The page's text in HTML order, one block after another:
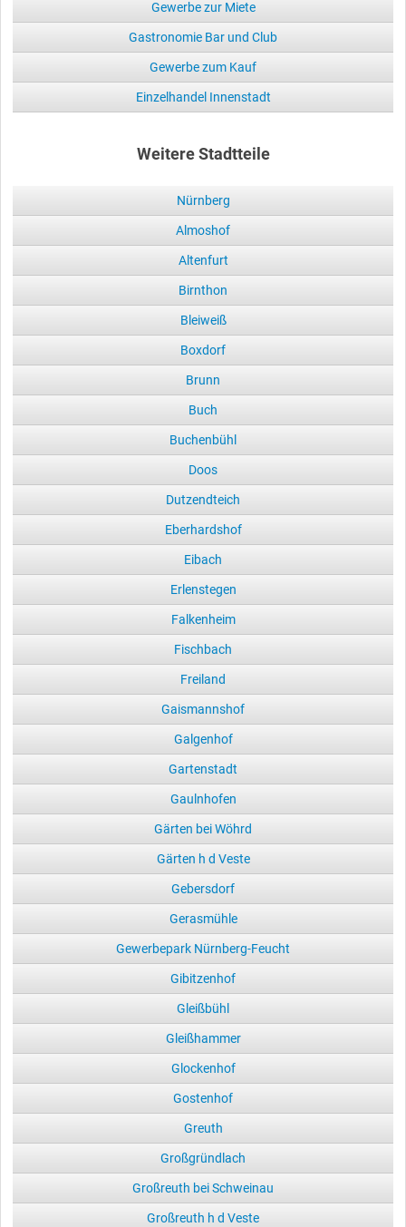
Gewerbe zur Miete
Gastronomie Bar und Club
Gewerbe zum Kauf
Einzelhandel Innenstadt
Weitere Stadtteile
Nürnberg
Almoshof
Altenfurt
Birnthon
Bleiweiß
Boxdorf
Brunn
Buch
Buchenbühl
Doos
Dutzendteich
Eberhardshof
Eibach
Erlenstegen
Falkenheim
Fischbach
Freiland
Gaismannshof
Galgenhof
Gartenstadt
Gaulnhofen
Gärten bei Wöhrd
Gärten h d Veste
Gebersdorf
Gerasmühle
Gewerbepark Nürnberg-Feucht
Gibitzenhof
Gleißbühl
Gleißhammer
Glockenhof
Gostenhof
Greuth
Großgründlach
Großreuth bei Schweinau
Großreuth h d Veste